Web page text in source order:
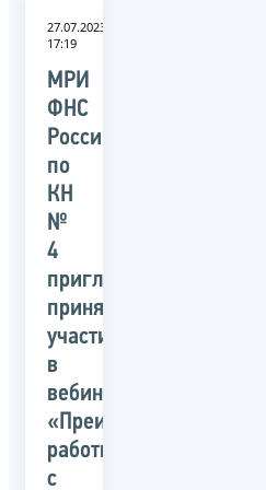
27.07.2023
17:19
МРИ
ФНС
России
по
КН
№
4
приглашает
принять
участие
в
вебинаре
«Преимущества
работы
с